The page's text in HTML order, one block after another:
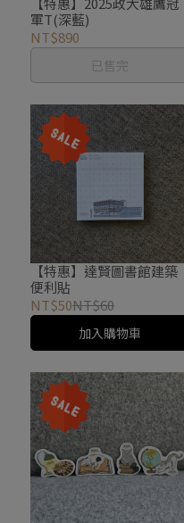
軍T(深藍)
NT$890
已售完
【特惠】達賢圖書館建築
便利貼
NT$50NT$60
加入購物車